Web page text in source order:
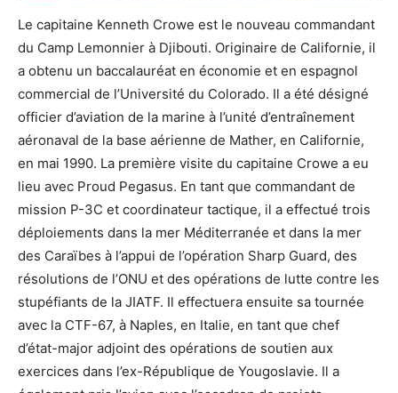
Le capitaine Kenneth Crowe est le nouveau commandant
du Camp Lemonnier à Djibouti. Originaire de Californie, il
a obtenu un baccalauréat en économie et en espagnol
commercial de l’Université du Colorado. Il a été désigné
officier d’aviation de la marine à l’unité d’entraînement
aéronaval de la base aérienne de Mather, en Californie,
en mai 1990. La première visite du capitaine Crowe a eu
lieu avec Proud Pegasus. En tant que commandant de
mission P-3C et coordinateur tactique, il a effectué trois
déploiements dans la mer Méditerranée et dans la mer
des Caraïbes à l’appui de l’opération Sharp Guard, des
résolutions de l’ONU et des opérations de lutte contre les
stupéfiants de la JIATF. Il effectuera ensuite sa tournée
avec la CTF-67, à Naples, en Italie, en tant que chef
d’état-major adjoint des opérations de soutien aux
exercices dans l’ex-République de Yougoslavie. Il a